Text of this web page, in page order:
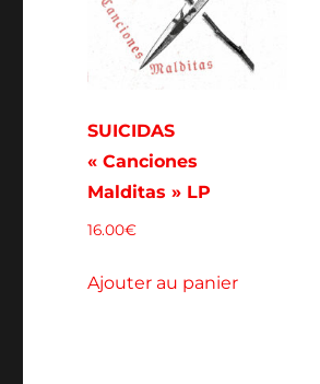
SUICIDAS
« Canciones
Malditas » LP
16.00€
Ajouter au panier